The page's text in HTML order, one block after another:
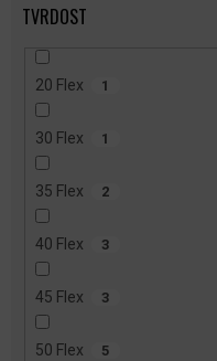
TVRDOST
20 Flex 1
30 Flex 1
35 Flex 2
40 Flex 3
45 Flex 3
50 Flex 5